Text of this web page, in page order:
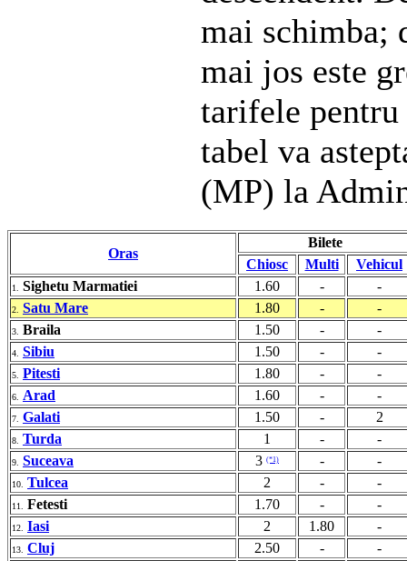
mai schimba;
mai jos este
tarifele pentru
tabel va
(MP) la
Oras
Bilete
Chiosc
Multi Vehicul
1. Sighetu Marmatiei 1.60 - -
2. Satu Mare 1.80 - -
3. Braila 1.50 - -
4. Sibiu 1.50 - -
5. Pitesti 1.80 - -
6. Arad 1.60 - -
7. Galati 1.50 - 2
8. Turda 1 - -
9. Suceava 3 (*1) - -
10. Tulcea 2 - -
11. Fetesti 1.70 - -
12. Iasi 2 1.80 -
13. Cluj 2.50 - -